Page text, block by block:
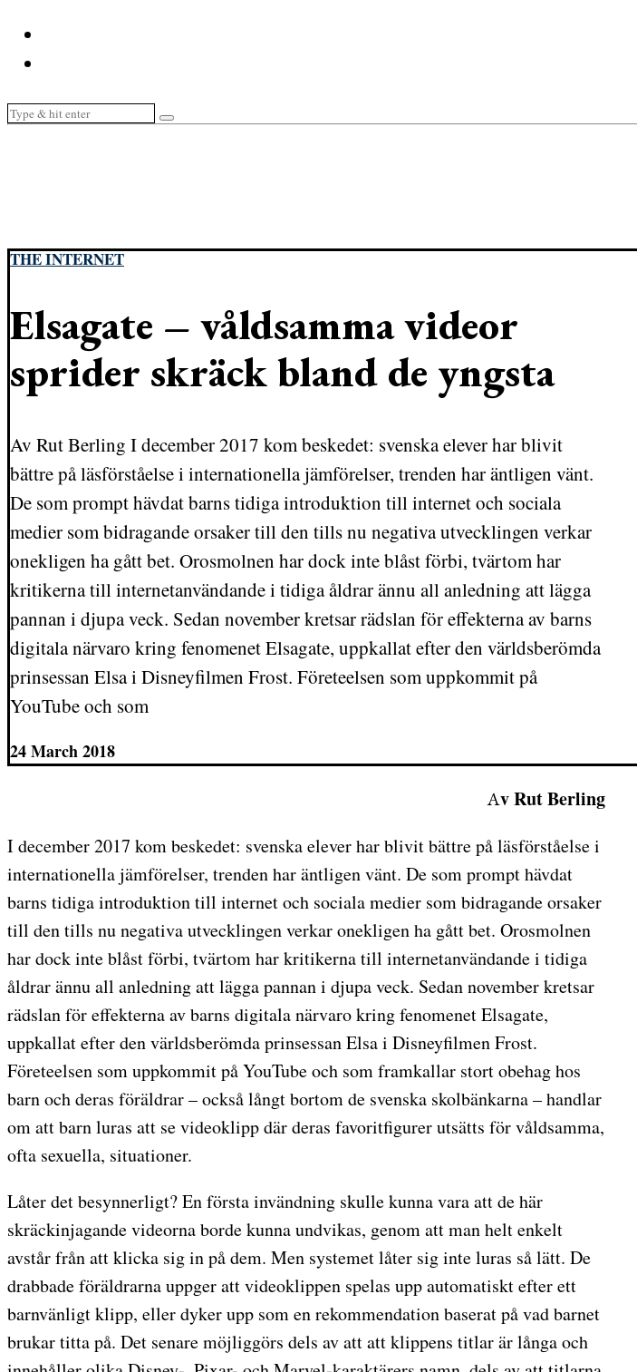
THE INTERNET
Elsagate – våldsamma videor
sprider skräck bland de yngsta
Av Rut Berling I december 2017 kom beskedet: svenska elever har blivit
bättre på läsförståelse i internationella jämförelser, trenden har äntligen vänt.
De som prompt hävdat barns tidiga introduktion till internet och sociala
medier som bidragande orsaker till den tills nu negativa utvecklingen verkar
onekligen ha gått bet. Orosmolnen har dock inte blåst förbi, tvärtom har
kritikerna till internetanvändande i tidiga åldrar ännu all anledning att lägga
pannan i djupa veck. Sedan november kretsar rädslan för effekterna av barns
digitala närvaro kring fenomenet Elsagate, uppkallat efter den världsberömda
prinsessan Elsa i Disneyfilmen Frost. Företeelsen som uppkommit på
YouTube och som
24 March 2018
Av Rut Berling
I december 2017 kom beskedet: svenska elever har blivit bättre på läsförståelse i
internationella jämförelser, trenden har äntligen vänt. De som prompt hävdat
barns tidiga introduktion till internet och sociala medier som bidragande orsaker
till den tills nu negativa utvecklingen verkar onekligen ha gått bet. Orosmolnen
har dock inte blåst förbi, tvärtom har kritikerna till internetanvändande i tidiga
åldrar ännu all anledning att lägga pannan i djupa veck. Sedan november kretsar
rädslan för effekterna av barns digitala närvaro kring fenomenet Elsagate,
uppkallat efter den världsberömda prinsessan Elsa i Disneyfilmen Frost.
Företeelsen som uppkommit på YouTube och som framkallar stort obehag hos
barn och deras föräldrar – också långt bortom de svenska skolbänkarna – handlar
om att barn luras att se videoklipp där deras favoritfigurer utsätts för våldsamma,
ofta sexuella, situationer.
Låter det besynnerligt? En första invändning skulle kunna vara att de här
skräckinjagande videorna borde kunna undvikas, genom att man helt enkelt
avstår från att klicka sig in på dem. Men systemet låter sig inte luras så lätt. De
drabbade föräldrarna uppger att videoklippen spelas upp automatiskt efter ett
barnvänligt klipp, eller dyker upp som en rekommendation baserat på vad barnet
brukar titta på. Det senare möjliggörs dels av att att klippens titlar är långa och